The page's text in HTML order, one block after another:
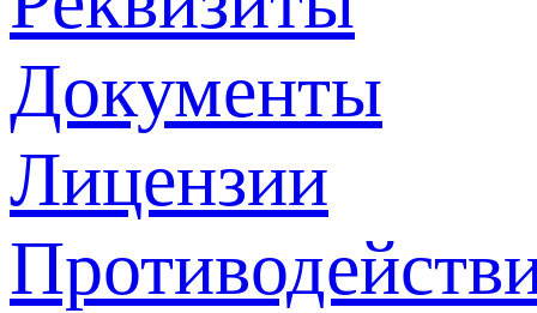
Документы
Лицензии